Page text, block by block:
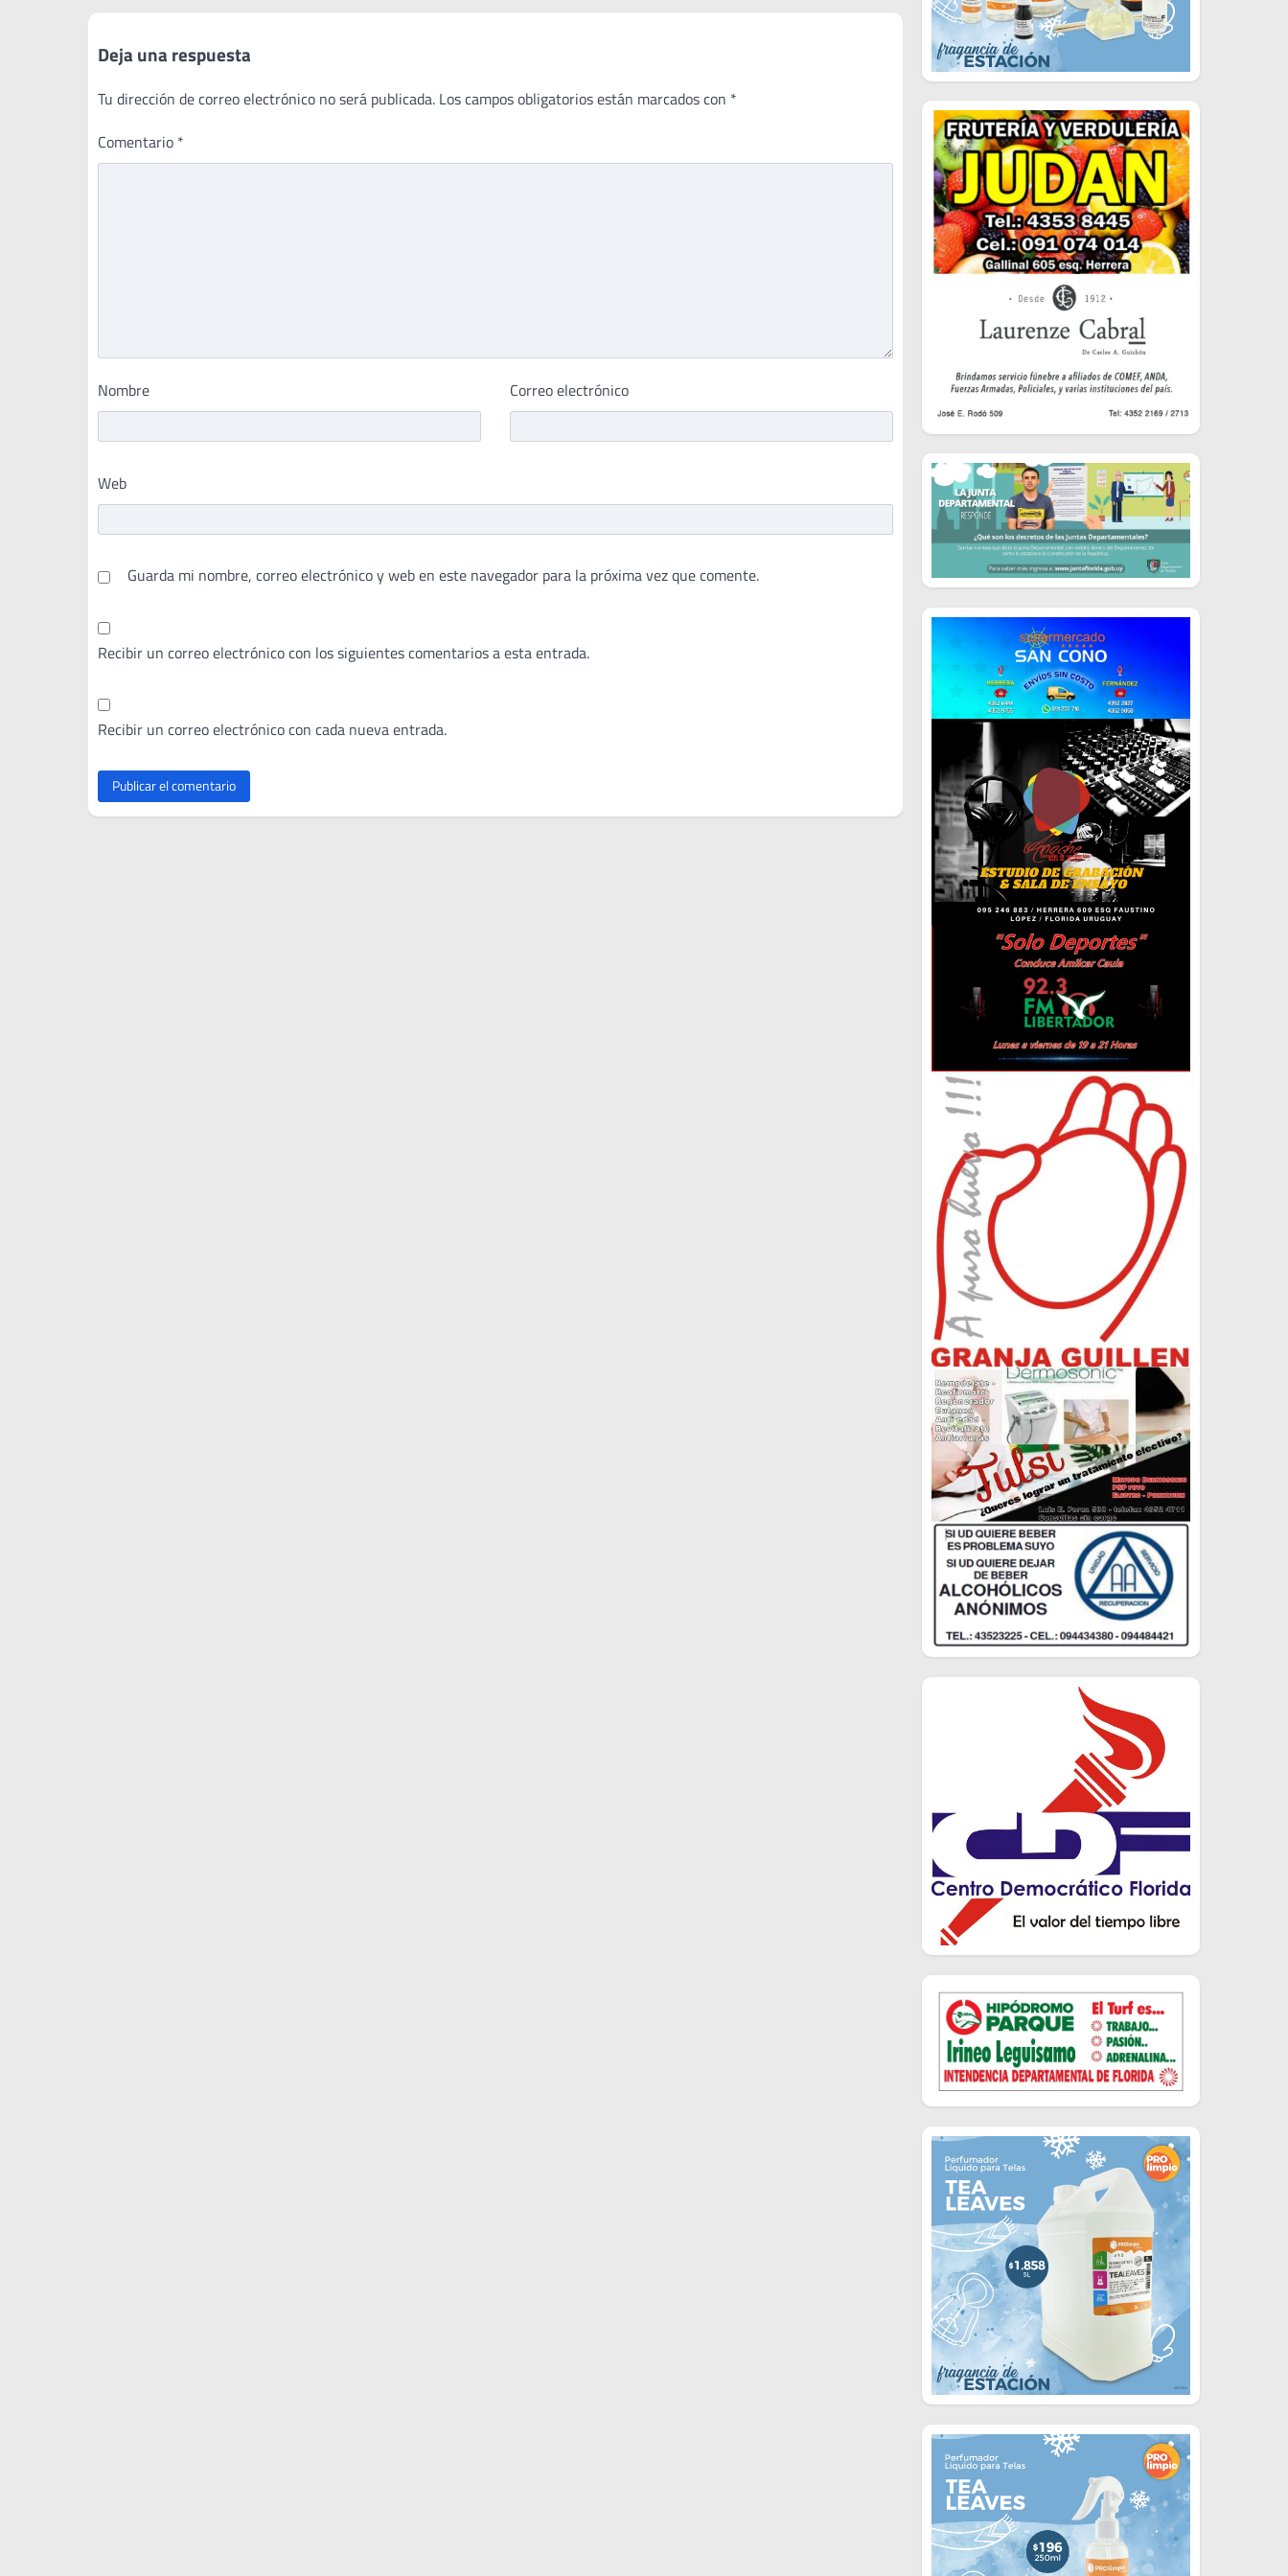
entradas
Deja una respuesta
Tu dirección de correo electrónico no será publicada. Los campos obligatorios están marcados con *
Comentario *
Nombre Correo electrónico
Web
Guarda mi nombre, correo electrónico y web en este navegador para la próxima vez que comente.
Recibir un correo electrónico con los siguientes comentarios a esta entrada.
Recibir un correo electrónico con cada nueva entrada.